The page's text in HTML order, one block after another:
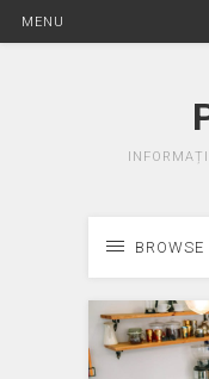
MENU
BROWSE